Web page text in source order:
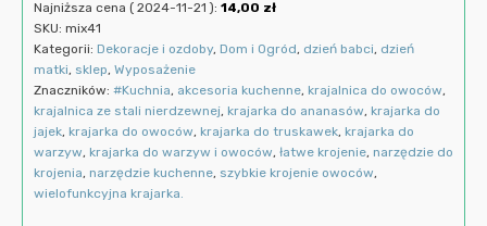
Najniższa cena ( 2024-11-21 ): 14,00 zł
SKU: mix41
Kategorii: Dekoracje i ozdoby, Dom i Ogród, dzień babci, dzień
matki, sklep, Wyposażenie
Znaczników: #Kuchnia, akcesoria kuchenne, krajalnica do owoców,
krajalnica ze stali nierdzewnej, krajarka do ananasów, krajarka do
jajek, krajarka do owoców, krajarka do truskawek, krajarka do
warzyw, krajarka do warzyw i owoców, łatwe krojenie, narzędzie do
krojenia, narzędzie kuchenne, szybkie krojenie owoców,
wielofunkcyjna krajarka.